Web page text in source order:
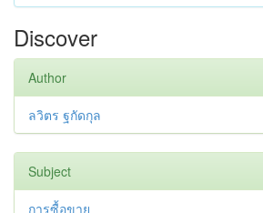
Discover
Author
ลวิตร ฐกัดกุล
Subject
การซื้อขาย